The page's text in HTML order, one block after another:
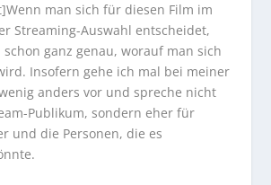
man sich für diesen Film im
Streaming-Auswahl entscheidet,
ganz genau, worauf man sich
Insofern gehe ich mal bei meiner
anders vor und spreche nicht
Publikum, sondern eher für
und die Personen, die es